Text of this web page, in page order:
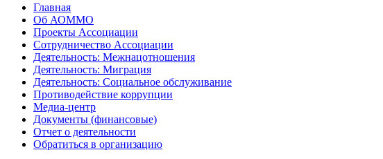
Главная
Об АОММО
Проекты Ассоциации
Сотрудничество Ассоциации
Деятельность: Межнацотношения
Деятельность: Миграция
Деятельность: Социальное обслуживание
Противодействие коррупции
Медиа-центр
Документы (финансовые)
Отчет о деятельности
Обратиться в организацию